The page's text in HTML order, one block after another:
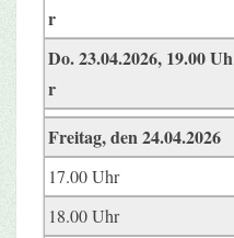
r
Do. 23.04.2026, 19.00 Uh
r
Freitag, den 24.04.2026
17.00 Uhr
18.00 Uhr